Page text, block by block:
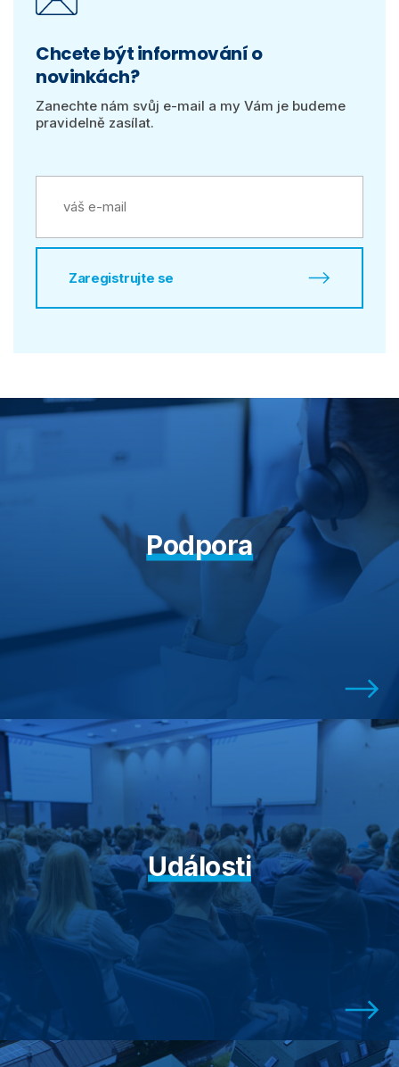
Chcete být informování o
novinkách?
Zanechte nám svůj e-mail a my Vám je budeme
pravidelně zasílat.
Zaregistrujte se
Podpora
Události